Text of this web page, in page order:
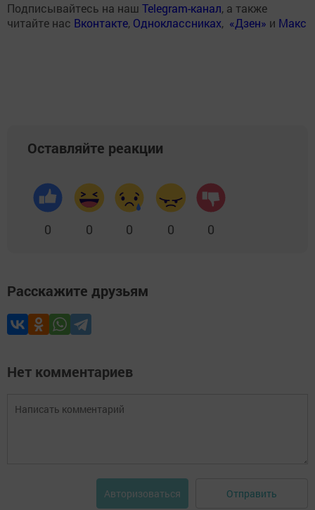
Подписывайтесь на наш Telegram-канал, а также
читайте нас Вконтакте, Одноклассниках, «Дзен» и Макс
Оставляйте реакции
0 0 0 0 0
Расскажите друзьям
Нет комментариев
Авторизоваться Отправить